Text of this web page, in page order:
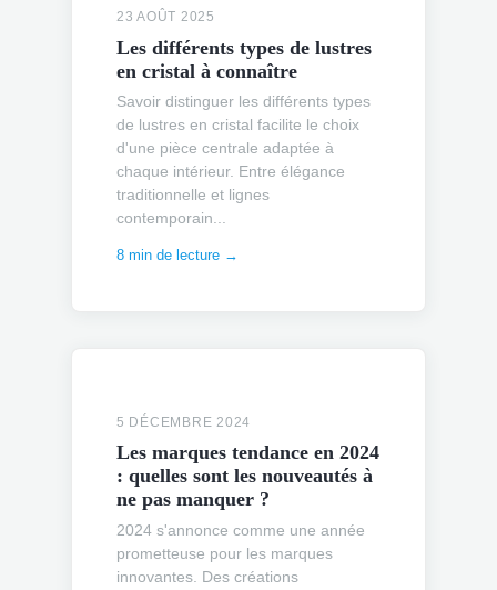
23 AOÛT 2025
Les différents types de lustres
en cristal à connaître
Savoir distinguer les différents types
de lustres en cristal facilite le choix
d'une pièce centrale adaptée à
chaque intérieur. Entre élégance
traditionnelle et lignes
contemporain...
8 min de lecture →
5 DÉCEMBRE 2024
Les marques tendance en 2024
: quelles sont les nouveautés à
ne pas manquer ?
2024 s'annonce comme une année
prometteuse pour les marques
innovantes. Des créations